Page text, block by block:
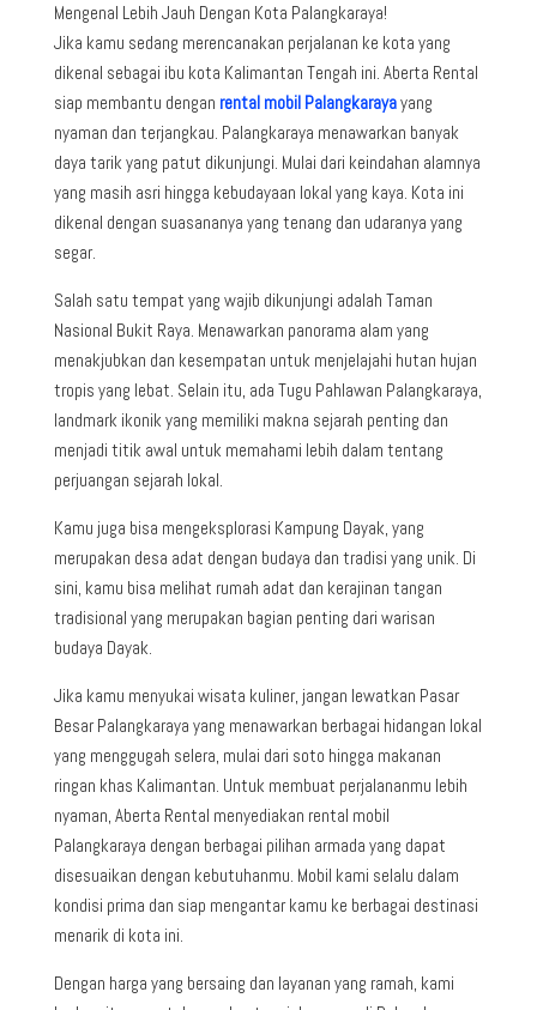
Mengenal Lebih Jauh Dengan Kota Palangkaraya!
Jika kamu sedang merencanakan perjalanan ke kota yang
dikenal sebagai ibu kota Kalimantan Tengah ini. Aberta Rental
siap membantu dengan rental mobil Palangkarayayang
nyaman dan terjangkau. Palangkaraya menawarkan banyak
daya tarik yang patut dikunjungi. Mulai dari keindahan alamnya
yang masih asri hingga kebudayaan lokal yang kaya. Kota ini
dikenal dengan suasananya yang tenang dan udaranya yang
segar.
Salah satu tempat yang wajib dikunjungi adalah Taman
Nasional Bukit Raya. Menawarkan panorama alam yang
menakjubkan dan kesempatan untuk menjelajahi hutan hujan
tropis yang lebat. Selain itu, ada Tugu Pahlawan Palangkaraya,
landmark ikonik yang memiliki makna sejarah penting dan
menjadi titik awal untuk memahami lebih dalam tentang
perjuangan sejarah lokal.
Kamu juga bisa mengeksplorasi Kampung Dayak, yang
merupakan desa adat dengan budaya dan tradisi yang unik. Di
sini, kamu bisa melihat rumah adat dan kerajinan tangan
tradisional yang merupakan bagian penting dari warisan
budaya Dayak.
Jika kamu menyukai wisata kuliner, jangan lewatkan Pasar
Besar Palangkaraya yang menawarkan berbagai hidangan lokal
yang menggugah selera, mulai dari soto hingga makanan
ringan khas Kalimantan. Untuk membuat perjalananmu lebih
nyaman, Aberta Rental menyediakan rental mobil
Palangkaraya dengan berbagai pilihan armada yang dapat
disesuaikan dengan kebutuhanmu. Mobil kami selalu dalam
kondisi prima dan siap mengantar kamu ke berbagai destinasi
menarik di kota ini.
Dengan harga yang bersaing dan layanan yang ramah, kami